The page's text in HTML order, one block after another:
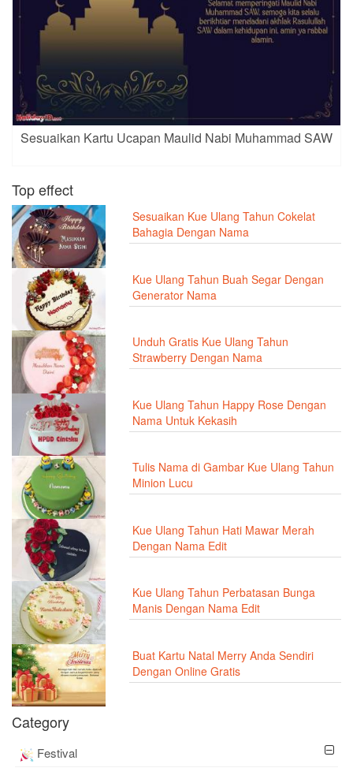
Sesuaikan Kartu Ucapan Maulid Nabi Muhammad SAW
Top effect
Sesuaikan Kue Ulang Tahun Cokelat
Bahagia Dengan Nama
Kue Ulang Tahun Buah Segar Dengan
Generator Nama
Unduh Gratis Kue Ulang Tahun
Strawberry Dengan Nama
Kue Ulang Tahun Happy Rose Dengan
Nama Untuk Kekasih
Tulis Nama di Gambar Kue Ulang Tahun
Minion Lucu
Kue Ulang Tahun Hati Mawar Merah
Dengan Nama Edit
Kue Ulang Tahun Perbatasan Bunga
Manis Dengan Nama Edit
Buat Kartu Natal Merry Anda Sendiri
Dengan Online Gratis
Category
Festival